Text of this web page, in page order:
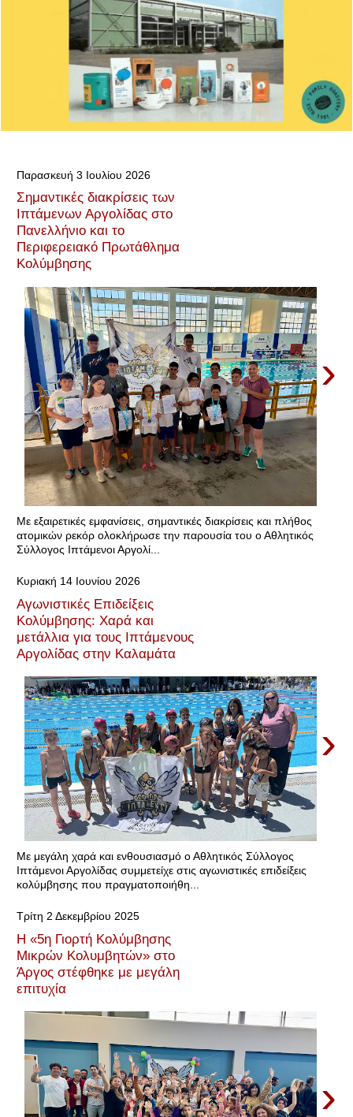
Παρασκευή 3 Ιουλίου 2026
Σημαντικές διακρίσεις των
Ιπτάμενων Αργολίδας στο
Πανελλήνιο και το
Περιφερειακό Πρωτάθλημα
Κολύμβησης
›
Με εξαιρετικές εμφανίσεις, σημαντικές διακρίσεις και πλήθος
ατομικών ρεκόρ ολοκλήρωσε την παρουσία του ο Αθλητικός
Σύλλογος Ιπτάμενοι Αργολί...
Κυριακή 14 Ιουνίου 2026
Αγωνιστικές Επιδείξεις
Κολύμβησης: Χαρά και
μετάλλια για τους Ιπτάμενους
Αργολίδας στην Καλαμάτα
›
Με μεγάλη χαρά και ενθουσιασμό ο Αθλητικός Σύλλογος
Ιπτάμενοι Αργολίδας συμμετείχε στις αγωνιστικές επιδείξεις
κολύμβησης που πραγματοποιήθη...
Τρίτη 2 Δεκεμβρίου 2025
Η «5η Γιορτή Κολύμβησης
Μικρών Κολυμβητών» στο
Άργος στέφθηκε με μεγάλη
επιτυχία
›